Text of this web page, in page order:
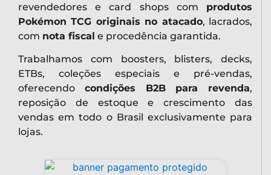
revendedores e card shops com produtos
Pokémon TCG originais no atacado, lacrados,
com nota fiscal e procedência garantida.
Trabalhamos com boosters, blisters, decks,
ETBs, coleções especiais e pré-vendas,
oferecendo condições B2B para revenda,
reposição de estoque e crescimento das
vendas em todo o Brasil exclusivamente para
lojas.